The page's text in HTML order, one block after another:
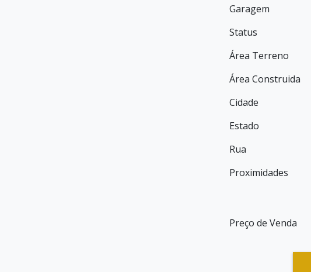
Garagem
Status
Área Terreno
Área Construida
Cidade
Estado
Rua
Proximidades
Preço de Venda